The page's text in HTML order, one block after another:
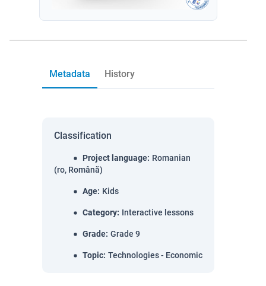
Metadata History
Classification
Project language: Romanian
(ro, Română)
Age: Kids
Category: Interactive lessons
Grade: Grade 9
Topic: Technologies - Economic